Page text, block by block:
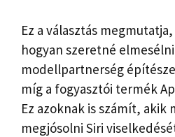
Ez a választás
hogyan szeretné
modellpartnerség
míg a fogyasztói termék
Ez azoknak is számít, akik
megjósolni Siri